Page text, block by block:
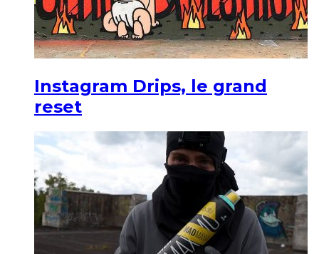
Instagram Drips, le grand
reset